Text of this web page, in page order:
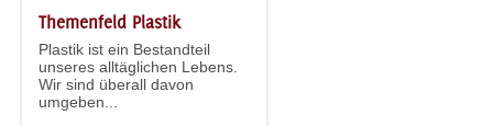
Themenfeld Plastik
Plastik ist ein Bestandteil
unseres alltäglichen Lebens.
Wir sind überall davon
umgeben...